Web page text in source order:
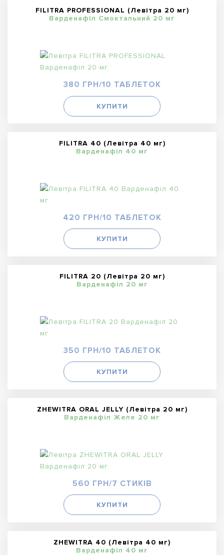
FILITRA PROFESSIONAL (Левітра 20 мг)
Варденафіл Смоктальний 20 мг
380 ГРН/10 ТАБЛЕТОК
КУПИТИ
FILITRA 40 (Левітра 40 мг)
Варденафіл 40 мг
420 ГРН/10 ТАБЛЕТОК
КУПИТИ
FILITRA 20 (Левітра 20 мг)
Варденафіл 20 мг
350 ГРН/10 ТАБЛЕТОК
КУПИТИ
ZHEWITRA ORAL JELLY (Левітра 20 мг)
Варденафіл Желе 20 мг
560 ГРН/7 СТИКІВ
КУПИТИ
ZHEWITRA 40 (Левітра 40 мг)
Варденафіл 40 мг